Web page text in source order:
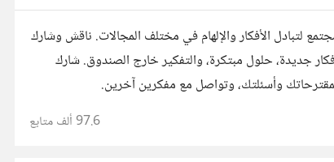
لتبادل الأفكار والإلهام في مختلف المجالات. ناقش وشارك
جديدة، حلول مبتكرة، والتفكير خارج الصندوق. شارك
وأسئلتك، وتواصل مع مفكرين آخرين.
97.6 ألف متابع